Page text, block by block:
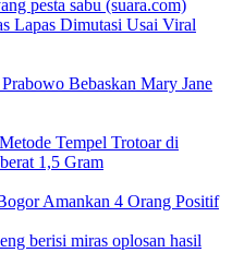
Lapas Dimutasi Usai Viral
Bebaskan Mary Jane
Tempel Trotoar di
1,5 Gram
Amankan 4 Orang Positif